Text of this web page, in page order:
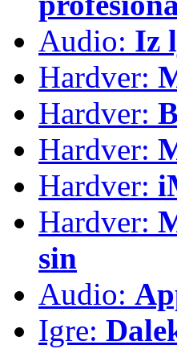
Audio: Iz
Hardver:
Hardver:
Hardver:
Hardver:
Hardver:
sin
Audio:
Igre: